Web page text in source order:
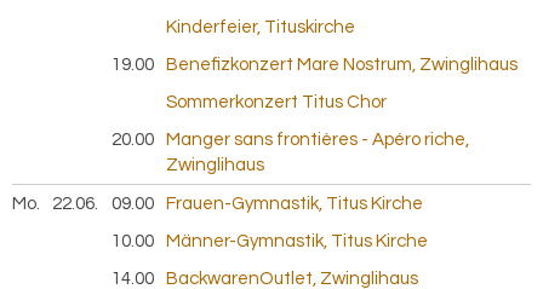
Kinderfeier, Tituskirche
19.00 Benefizkonzert Mare Nostrum, Zwinglihaus
Sommerkonzert Titus Chor
20.00
Manger sans frontières - Apéro riche,
Zwinglihaus
Mo. 22.06. 2026
09.00 Frauen-Gymnastik, Titus Kirche
10.00 Männer-Gymnastik, Titus Kirche
14.00 BackwarenOutlet, Zwinglihaus